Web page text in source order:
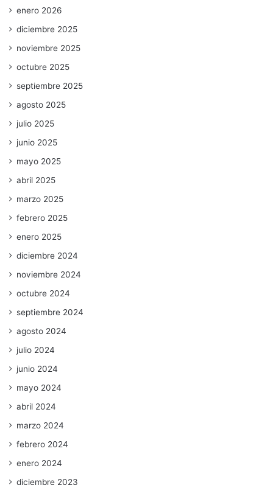
enero 2026
diciembre 2025
noviembre 2025
octubre 2025
septiembre 2025
agosto 2025
julio 2025
junio 2025
mayo 2025
abril 2025
marzo 2025
febrero 2025
enero 2025
diciembre 2024
noviembre 2024
octubre 2024
septiembre 2024
agosto 2024
julio 2024
junio 2024
mayo 2024
abril 2024
marzo 2024
febrero 2024
enero 2024
diciembre 2023